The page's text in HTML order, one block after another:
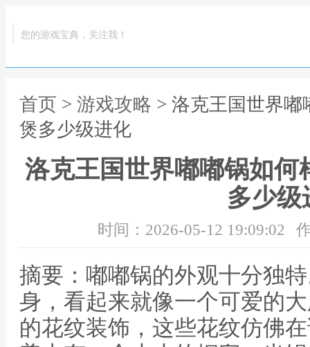
您的游戏宝典，关注我！
首页 > 游戏攻略 > 洛克王国世界
煲多少级进化
洛克王国世界嘟嘟锅如何
多少级
时间：2026-05-12 19:09:02
摘要：嘟嘟锅的外观十分独
身，看起来就像一个可爱的
的花纹装饰，这些花纹仿佛